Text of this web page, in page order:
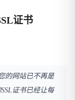
证书
的网站已不再是
证书已经让每